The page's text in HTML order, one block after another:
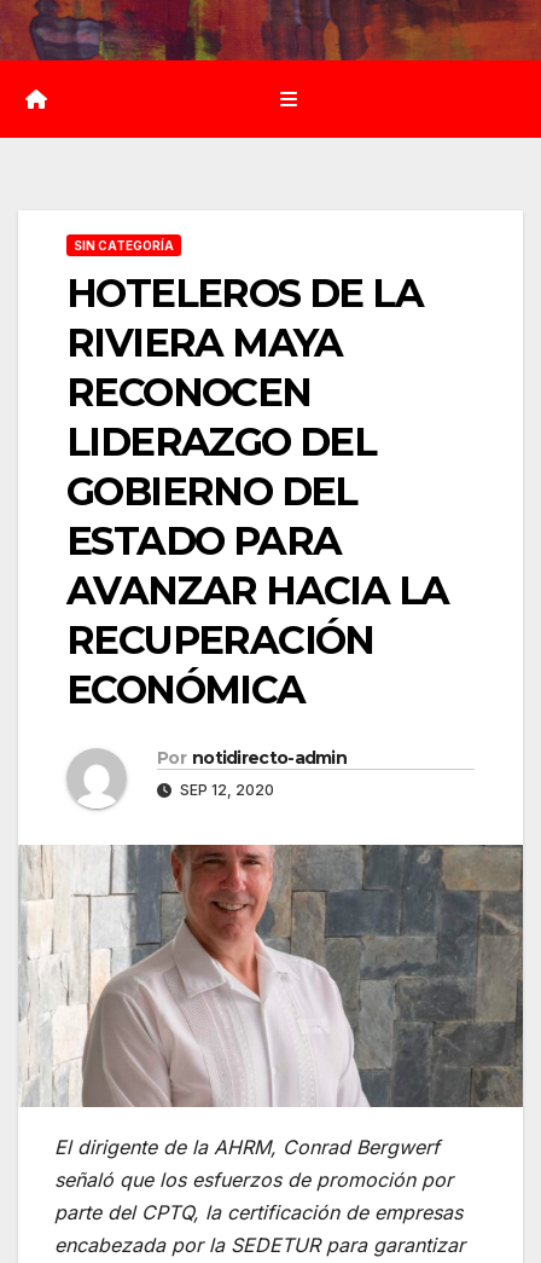
Saltar
al
contenido
SIN CATEGORÍA
HOTELEROS DE LA
RIVIERA MAYA
RECONOCEN
LIDERAZGO DEL
GOBIERNO DEL
ESTADO PARA
AVANZAR HACIA LA
RECUPERACIÓN
ECONÓMICA
Por notidirecto-admin
SEP 12, 2020
El dirigente de la AHRM, Conrad Bergwerf
señaló que los esfuerzos de promoción por
parte del CPTQ, la certificación de empresas
encabezada por la SEDETUR para garantizar